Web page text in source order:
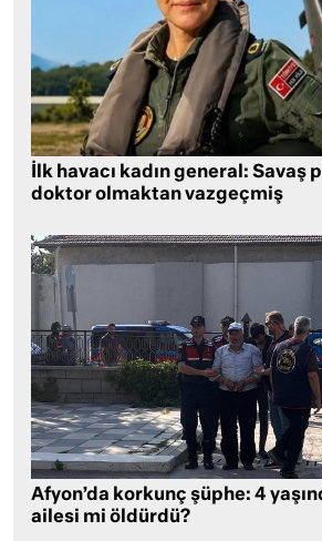
İlk havacı kadın general:
doktor olmaktan vazgeçmiş
Afyon’da korkunç şüphe: 4
ailesi mi öldürdü?